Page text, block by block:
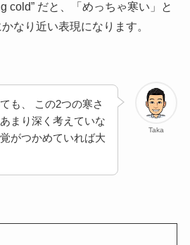
cold” だと、「めっちゃ寒い」と
かなり近い表現になります。
Taka
も、 この2つの寒さ
まり深く考えていな
がつかめていれば大